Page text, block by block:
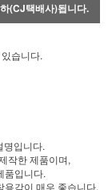
(CJ택배사)됩니다.
습니다.
명입니다.
작한 제품이며,
품입니다.
용감이 매우 좋습니다.